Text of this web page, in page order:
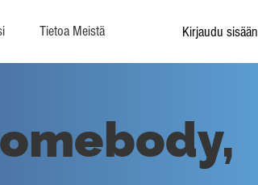
Tietoa Meistä Kirjaudu sisään